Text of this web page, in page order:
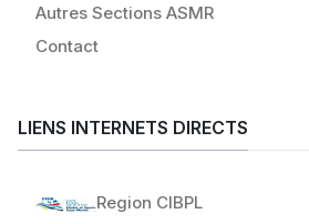
Autres Sections ASMR
Contact
LIENS INTERNETS DIRECTS
Region CIBPL